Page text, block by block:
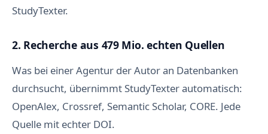
StudyTexter.
2. Recherche aus 479 Mio. echten Quellen
Was bei einer Agentur der Autor an Datenbanken
durchsucht, übernimmt StudyTexter automatisch:
OpenAlex, Crossref, Semantic Scholar, CORE. Jede
Quelle mit echter DOI.